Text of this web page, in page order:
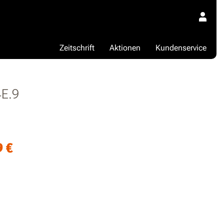
Kundenservice
Aktionen
Zeitschrift
€